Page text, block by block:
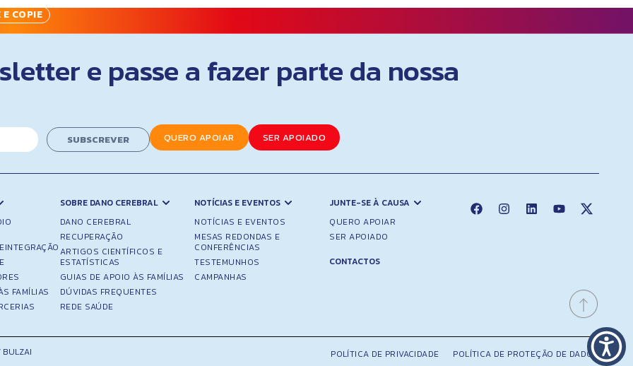
COPIE
e passe a fazer parte da nossa
SUBSCREVER QUERO APOIAR SER APOIADO
FAMÍLIAS
SOBRE DANO CEREBRAL
DANO CEREBRAL
RECUPERAÇÃO
ARTIGOS CIENTÍFICOS E
ESTATÍSTICAS
GUIAS DE APOIO ÀS FAMÍLIAS
DÚVIDAS FREQUENTES
REDE SAÚDE
NOTÍCIAS E EVENTOS
NOTÍCIAS E EVENTOS
MESAS REDONDAS E
CONFERÊNCIAS
TESTEMUNHOS
CAMPANHAS
JUNTE-SE À CAUSA
QUERO APOIAR
SER APOIADO
CONTACTOS
BULZAI POLÍTICA DE PRIVACIDADE POLÍTICA DE PROTEÇÃO DE DADOS